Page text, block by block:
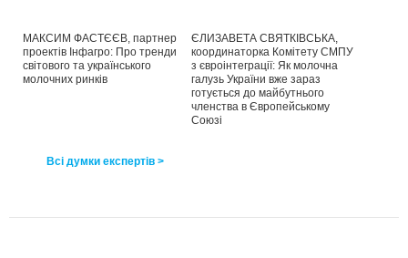
МАКСИМ ФАСТЄЄВ, партнер
проектів Інфагро: Про тренди
світового та українського
молочних ринків
ЄЛИЗАВЕТА СВЯТКІВСЬКА,
координаторка Комітету СМПУ
з євроінтеграції: Як молочна
галузь України вже зараз
готується до майбутнього
членства в Європейському
Союзі
Всі думки експертів >